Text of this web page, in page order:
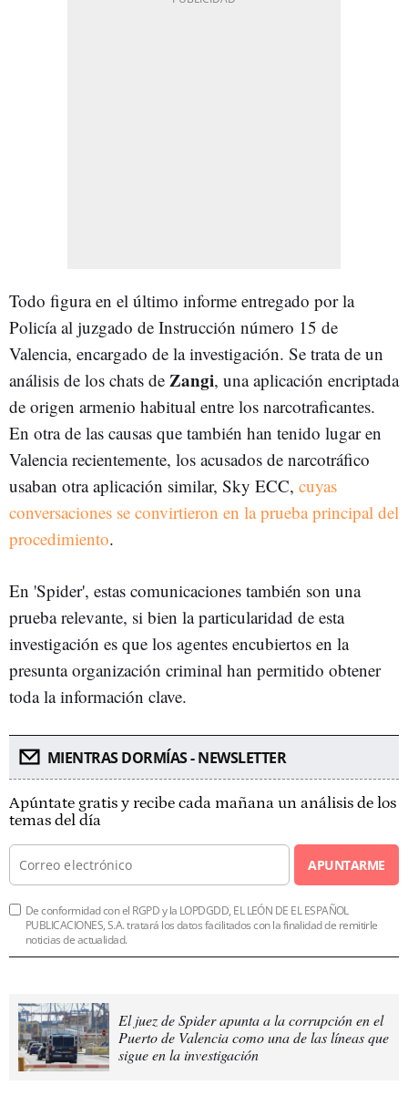
Todo figura en el último informe entregado por la
Policía al juzgado de Instrucción número 15 de
Valencia, encargado de la investigación. Se trata de un
análisis de los chats de Zangi, una aplicación encriptada
de origen armenio habitual entre los narcotraficantes.
En otra de las causas que también han tenido lugar en
Valencia recientemente, los acusados de narcotráfico
usaban otra aplicación similar, Sky ECC, cuyas
conversaciones se convirtieron en la prueba principal del
procedimiento.
En 'Spider', estas comunicaciones también son una
prueba relevante, si bien la particularidad de esta
investigación es que los agentes encubiertos en la
presunta organización criminal han permitido obtener
toda la información clave.
MIENTRAS DORMÍAS - NEWSLETTER
Apúntate gratis y recibe cada mañana un análisis de los
temas del día
APUNTARME
De conformidad con el RGPD y la LOPDGDD, EL LEÓN DE EL ESPAÑOL
PUBLICACIONES, S.A. tratará los datos facilitados con la finalidad de remitirle
noticias de actualidad.
El juez de Spider apunta a la corrupción en el
Puerto de Valencia como una de las líneas que
sigue en la investigación